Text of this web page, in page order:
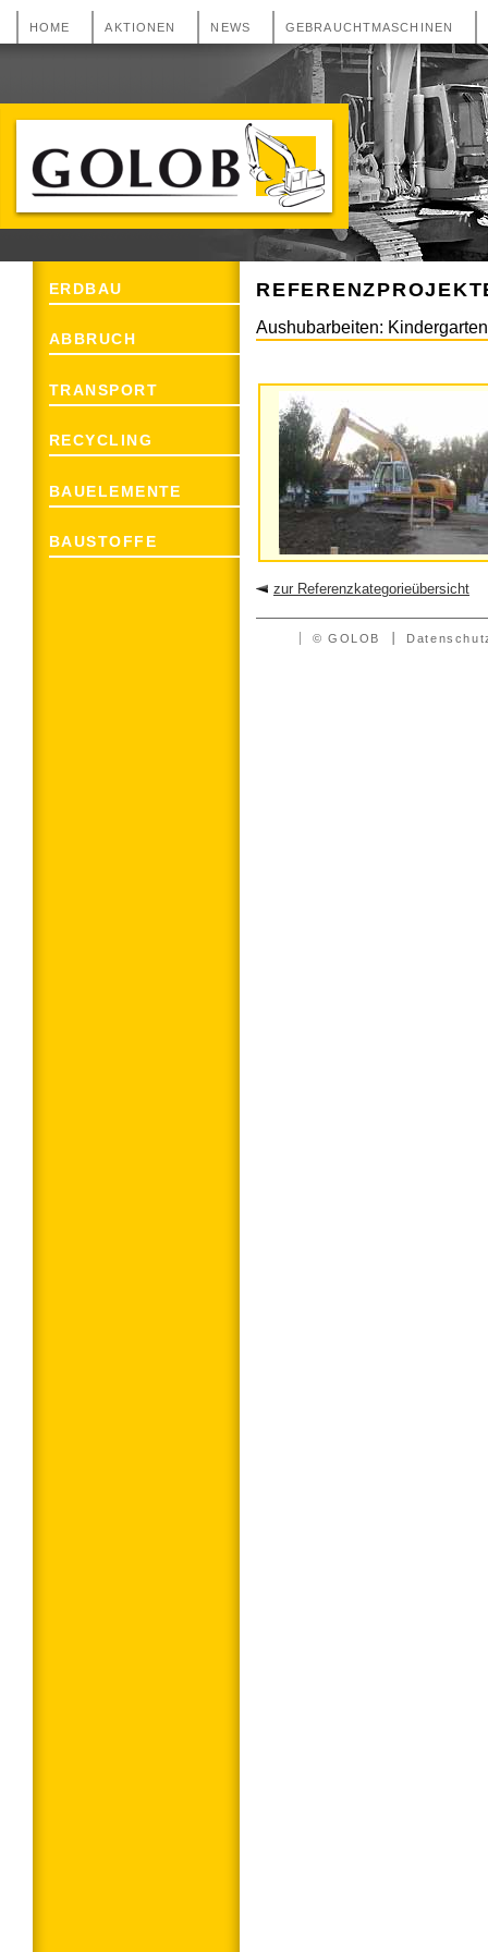
HOME AKTIONEN NEWS GEBRAUCHTMASCHINEN
GOLOB Erdbau, Abbruch, Transport und
Recycling aus 2493 Lichtenwörth
ERDBAU
ABBRUCH
TRANSPORT
RECYCLING
BAUELEMENTE
BAUSTOFFE
Aushubarbeiten:
zur Referenzkategorieübersicht
© GOLOB